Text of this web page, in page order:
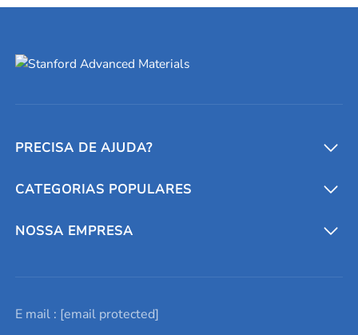
PRECISA DE AJUDA?
Conversores e calculadoras
Entre em contato conosco
Lista de consultas
CATEGORIAS POPULARES
Metais refratários
Elementos de terras raras
NOSSA EMPRESA
Promoções atuais
E mail : [email protected]